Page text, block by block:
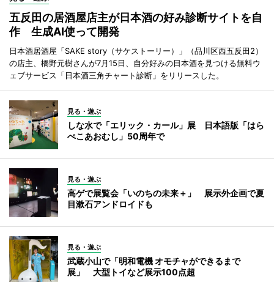
五反田の居酒屋店主が日本酒の好み診断サイトを自
作 生成AI使って開発
日本酒居酒屋「SAKE story（サケストーリー）」（品川区西五反田2）
の店主、橋野元樹さんが7月15日、自分好みの日本酒を見つける無料ウ
ェブサービス「日本酒三角チャート診断」をリリースした。
見る・遊ぶ
しな水で「エリック・カール」展 日本語版「はら
ぺこあおむし」50周年で
見る・遊ぶ
高ゲで展覧会「いのちの未来＋」 展示外企画で夏
目漱石アンドロイドも
見る・遊ぶ
武蔵小山で「明和電機 オモチャができるまで
展」 大型トイなど展示100点超